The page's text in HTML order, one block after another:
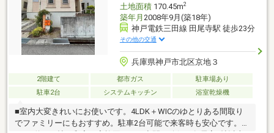
土地面積170.45m2
築年月 2008年9月(築18年)
神戸電鉄三田線 田尾寺駅 徒歩23分
その他の交通
兵庫県神戸市北区京地３
2階建て 都市ガス
駐車場あり
駐車2台
システムキッチン 浴室乾燥機
■室内大変きれいにお使いです。4LDK＋WICのゆとりある間取り
でファミリーにもおすすめ。駐車2台可能で来客時も安心です。